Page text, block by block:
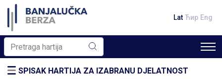
Lat Ћир Eng
SPISAK HARTIJA ZA IZABRANU DJELATNOST